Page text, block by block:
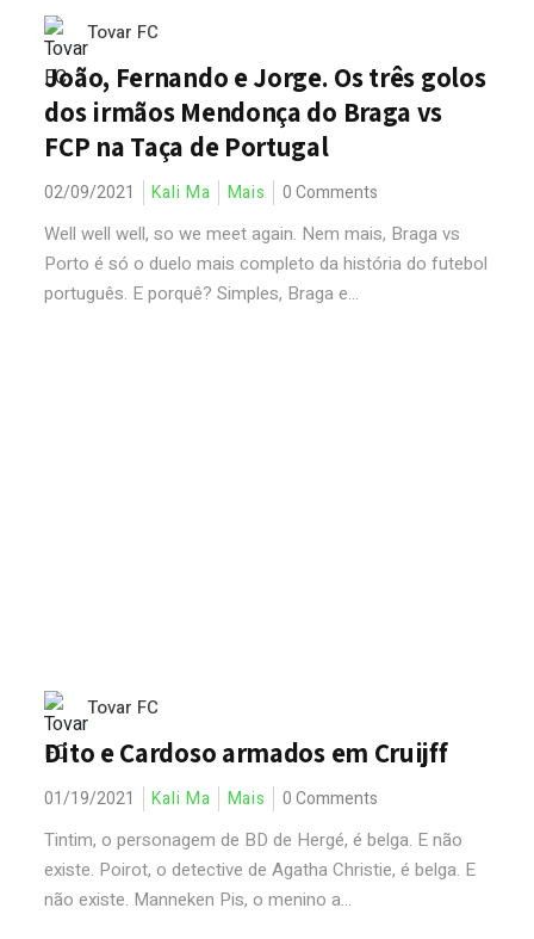
Tovar FC
João, Fernando e Jorge. Os três golos
dos irmãos Mendonça do Braga vs
FCP na Taça de Portugal
02/09/2021 Kali Ma Mais 0 Comments
Well well well, so we meet again. Nem mais, Braga vs
Porto é só o duelo mais completo da história do futebol
português. E porquê? Simples, Braga e...
Tovar FC
Dito e Cardoso armados em Cruijff
01/19/2021 Kali Ma Mais 0 Comments
Tintim, o personagem de BD de Hergé, é belga. E não
existe. Poirot, o detective de Agatha Christie, é belga. E
não existe. Manneken Pis, o menino a...